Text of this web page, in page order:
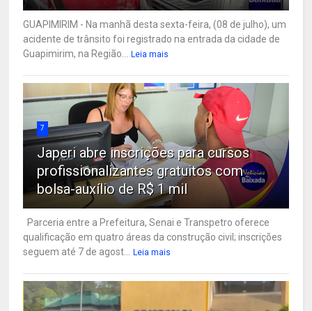
GUAPIMIRIM - Na manhã desta sexta-feira, (08 de julho), um
acidente de trânsito foi registrado na entrada da cidade de
Guapimirim, na Região...
Leia mais
7
Japeri abre inscrições para cursos
profissionalizantes gratuitos com
bolsa-auxílio de R$ 1 mil
Parceria entre a Prefeitura, Senai e Transpetro oferece
qualificação em quatro áreas da construção civil; inscrições
seguem até 7 de agost...
Leia mais